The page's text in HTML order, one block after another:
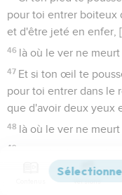
pour toi entrer boiteux
et d'être jeté en enfer,
46 là où le ver ne
47 Et si ton œil te
pour toi entrer dans le
que d'avoir deux yeux
48 là où le ver ne
49
En effet, tout
sera salé de sel].
Versions